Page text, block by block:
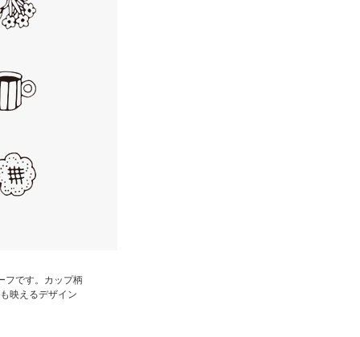
フです。カップ柄
映えるデザイン